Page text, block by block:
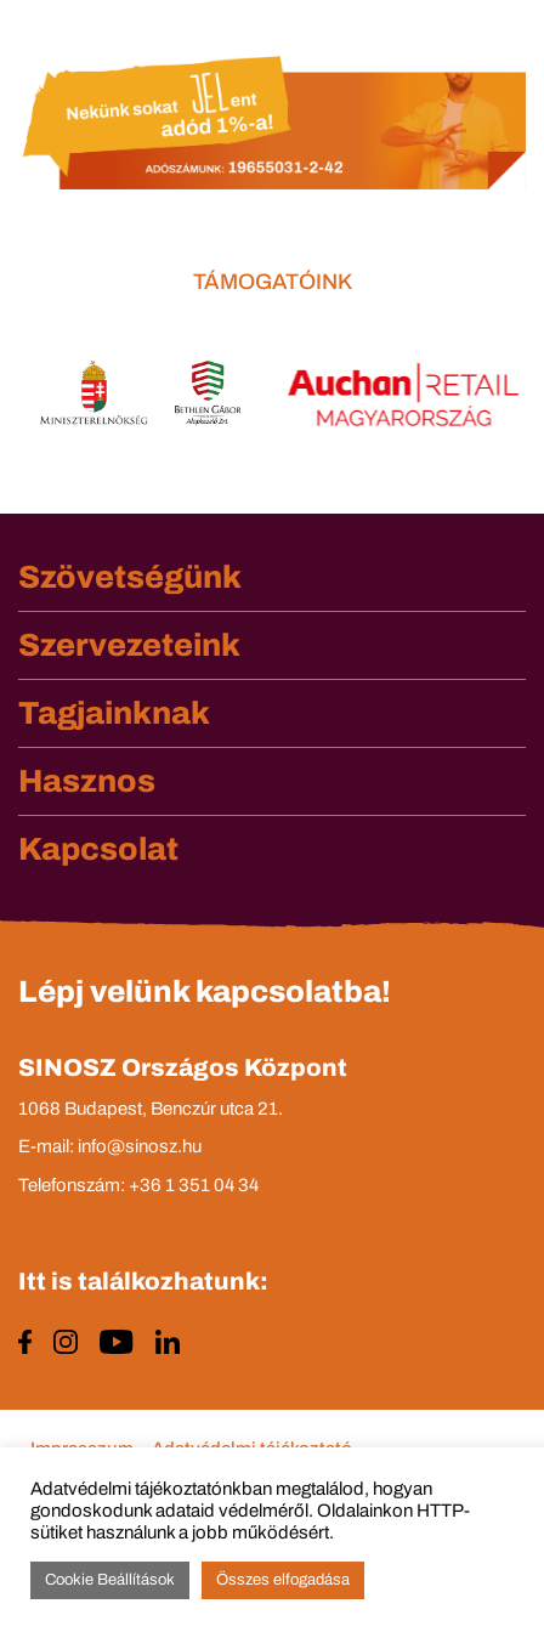
TÁMOGATÓINK
Szövetségünk
Szervezeteink
Tagjainknak
Hasznos
Kapcsolat
Lépj velünk kapcsolatba!
SINOSZ Országos Központ
1068 Budapest, Benczúr utca 21.
E-mail: info@sinosz.hu
Telefonszám: +36 1 351 04 34
Itt is találkozhatunk:
© Copyright 2015 - 2022 All Rights Reserved
Impresszum Adatvédelmi tájékoztató
Adatvédelmi tájékoztatónkban megtalálod, hogyan
gondoskodunk adataid védelméről. Oldalainkon HTTP-
sütiket használunk a jobb működésért.
Cookie Beállítások Összes elfogadása